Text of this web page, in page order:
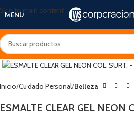
Skip to main content
MENU
Inicio Cuidado Personal Belleza
ESMALTE CLEAR GEL NEON